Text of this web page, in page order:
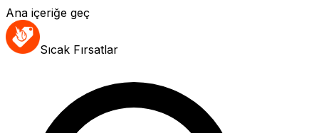
Ana içeriğe geç
Sıcak Fırsatlar